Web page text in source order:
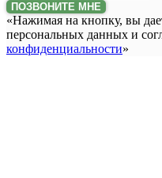
ПОЗВОНИТЕ МНЕ
«Нажимая на кнопку, вы
персональных данных и
конфиденциальности»